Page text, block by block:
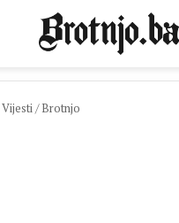
Vijesti/ Brotnjo